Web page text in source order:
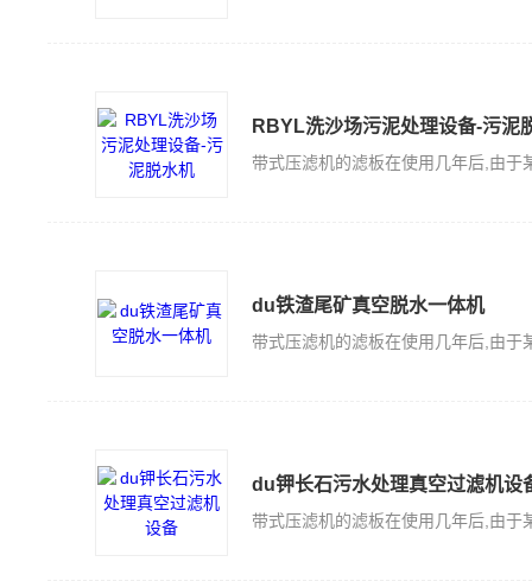
RBYL洗沙场污泥处理设备-污泥
du铁渣尾矿真空脱水一体机
du钾长石污水处理真空过滤机设